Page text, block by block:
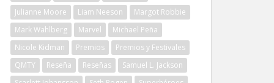
Julianne Moore
Liam Neeson
Margot Robbie
Mark Wahlberg
Marvel
Michael Peña
Nicole Kidman
Premios
Premios y Festivales
QMTY
Reseña Reseñas
Samuel L. Jackson